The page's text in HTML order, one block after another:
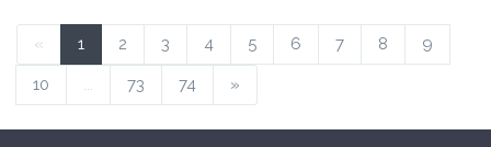
« 1 2 3 4 5 6 7 8 9
10 ... 73 74 »